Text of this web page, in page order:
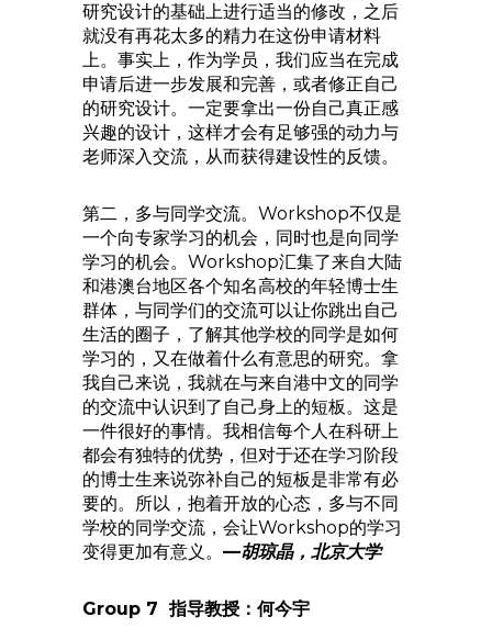
研究设计的基础上进行适当的修改，之后
就没有再花太多的精力在这份申请材料
上。事实上，作为学员，我们应当在完成
申请后进一步发展和完善，或者修正自己
的研究设计。一定要拿出一份自己真正感
兴趣的设计，这样才会有足够强的动力与
老师深入交流，从而获得建设性的反馈。
第二，多与同学交流。Workshop不仅是
一个向专家学习的机会，同时也是向同学
学习的机会。Workshop汇集了来自大陆
和港澳台地区各个知名高校的年轻博士生
群体，与同学们的交流可以让你跳出自己
生活的圈子，了解其他学校的同学是如何
学习的，又在做着什么有意思的研究。拿
我自己来说，我就在与来自港中文的同学
的交流中认识到了自己身上的短板。这是
一件很好的事情。我相信每个人在科研上
都会有独特的优势，但对于还在学习阶段
的博士生来说弥补自己的短板是非常有必
要的。所以，抱着开放的心态，多与不同
学校的同学交流，会让Workshop的学习
变得更加有意义。 —胡琼晶，北京大学
Group 7 指导教授：何今宇